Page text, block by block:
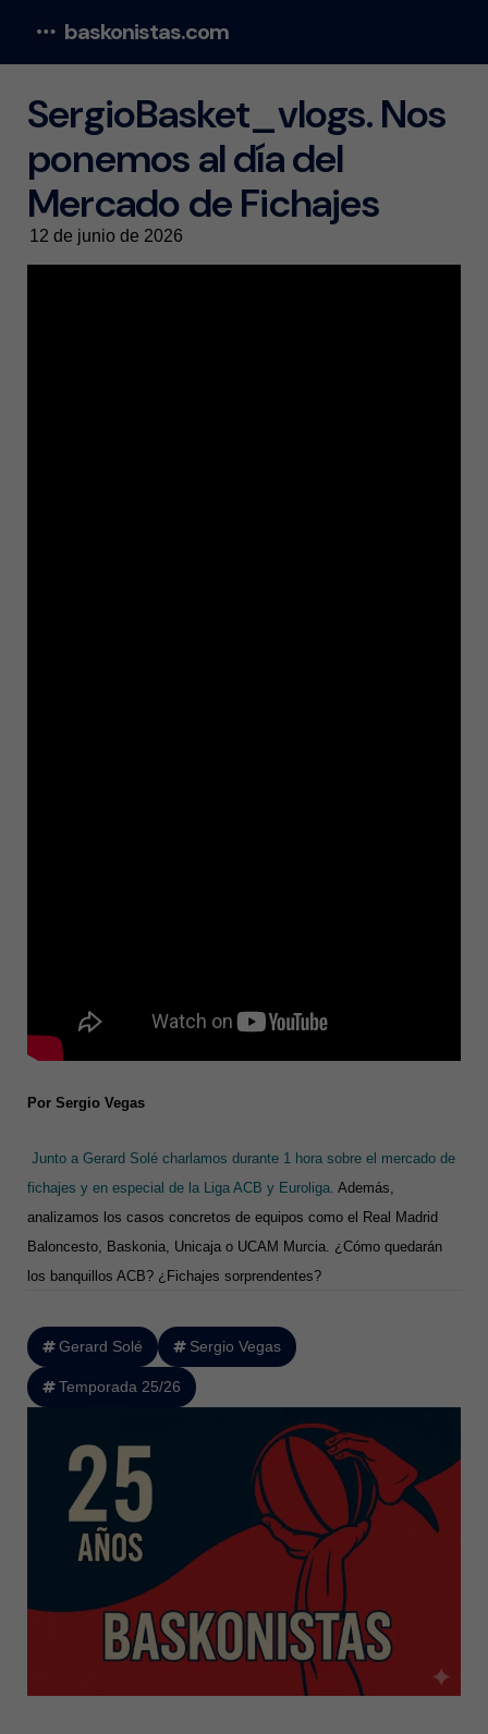
baskonistas.com
SergioBasket_vlogs. Nos
ponemos al día del
Mercado de Fichajes
12 de junio de 2026
Por Sergio Vegas
Junto a Gerard Solé charlamos durante 1 hora sobre el mercado de
fichajes y en especial de la Liga ACB y Euroliga. Además,
analizamos los casos concretos de equipos como el Real Madrid
Baloncesto, Baskonia, Unicaja o UCAM Murcia. ¿Cómo quedarán
los banquillos ACB? ¿Fichajes sorprendentes?
Gerard Solé Sergio Vegas
Temporada 25/26